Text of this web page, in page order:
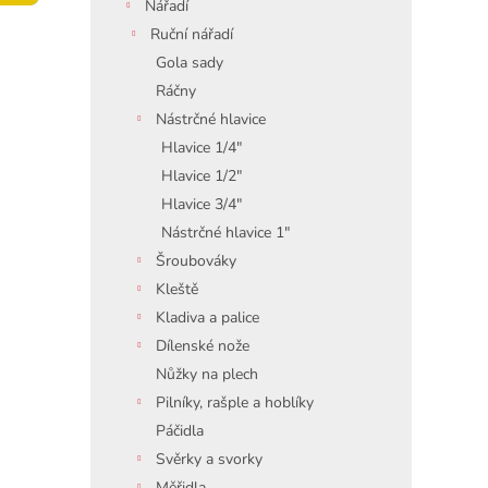
Nářadí
Ruční nářadí
Gola sady
Ráčny
Nástrčné hlavice
Hlavice 1/4"
Hlavice 1/2"
Hlavice 3/4"
Nástrčné hlavice 1"
Šroubováky
Kleště
Kladiva a palice
Dílenské nože
Nůžky na plech
Pilníky, rašple a hoblíky
Páčidla
Svěrky a svorky